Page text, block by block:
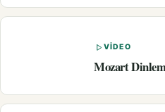
VIDEO
Mozart